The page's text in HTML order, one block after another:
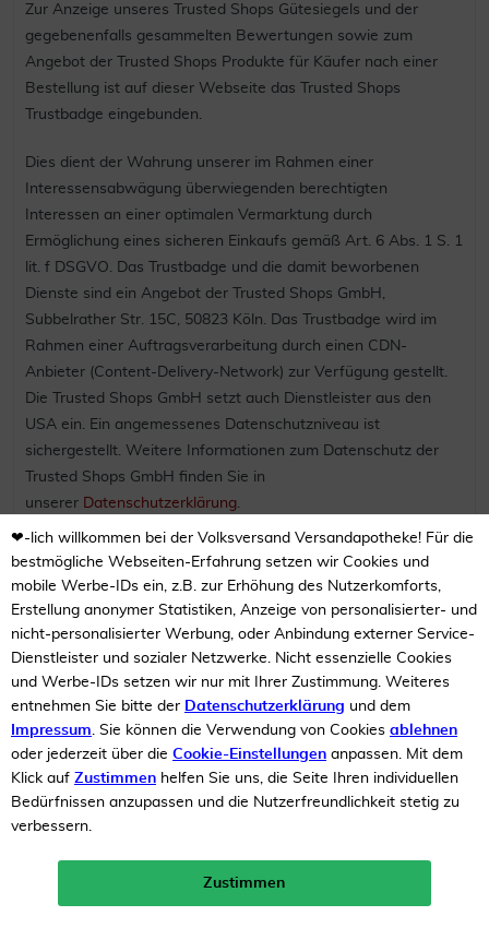
10%
Neukunden-Rabatt ab 49€!
mehr erfahren >
Zur Anzeige unseres Trusted Shops Gütesiegels und der
gegebenenfalls gesammelten Bewertungen sowie zum
Angebot der Trusted Shops Produkte für Käufer nach einer
Bestellung ist auf dieser Webseite das Trusted Shops
Trustbadge eingebunden.
Dies dient der Wahrung unserer im Rahmen einer
Interessensabwägung überwiegenden berechtigten
Interessen an einer optimalen Vermarktung durch
Ermöglichung eines sicheren Einkaufs gemäß Art. 6 Abs. 1 S. 1
lit. f DSGVO. Das Trustbadge und die damit beworbenen
Dienste sind ein Angebot der Trusted Shops GmbH,
Subbelrather Str. 15C, 50823 Köln. Das Trustbadge wird im
Rahmen einer Auftragsverarbeitung durch einen CDN-
Anbieter (Content-Delivery-Network) zur Verfügung gestellt.
Die Trusted Shops GmbH setzt auch Dienstleister aus den
USA ein. Ein angemessenes Datenschutzniveau ist
sichergestellt. Weitere Informationen zum Datenschutz der
Trusted Shops GmbH finden Sie in
unserer Datenschutzerklärung.
Bei dem Aufruf des Trustbadge speichert der Webserver
automatisch ein sogenanntes Server-Logfile, das auch Ihre IP-
Adresse, Datum und Uhrzeit des Abrufs, übertragene
Datenmenge und den anfragenden Provider (Zugriffsdaten)
enthält und den Abruf dokumentiert. Einzelne Zugriffsdaten
werden für die Analyse von Sicherheitsauffälligkeiten in einer
Sicherheitsdatenbank gespeichert. Die Logfiles werden
spätestens 90 Tage nach Erstellung automatisch gelöscht.
Weitere personenbezogene Daten werden an die Trusted
Shops GmbH übertragen, wenn Sie sich nach Abschluss einer
Bestellung für die Nutzung von Trusted Shops Produkten
entscheiden oder sich bereits für die Nutzung registriert
haben. Es gilt die zwischen Ihnen und Trusted Shops
❤-lich willkommen bei der Volksversand Versandapotheke! Für die
bestmögliche Webseiten-Erfahrung setzen wir Cookies und
mobile Werbe-IDs ein, z.B. zur Erhöhung des Nutzerkomforts,
Erstellung anonymer Statistiken, Anzeige von personalisierter- und
nicht-personalisierter Werbung, oder Anbindung externer Service-
Dienstleister und sozialer Netzwerke. Nicht essenzielle Cookies
und Werbe-IDs setzen wir nur mit Ihrer Zustimmung. Weiteres
entnehmen Sie bitte der Datenschutzerklärung und dem
Impressum. Sie können die Verwendung von Cookies ablehnen
oder jederzeit über die Cookie-Einstellungen anpassen. Mit dem
Klick auf Zustimmen helfen Sie uns, die Seite Ihren individuellen
Bedürfnissen anzupassen und die Nutzerfreundlichkeit stetig zu
verbessern.
Zustimmen